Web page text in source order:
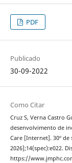
PDF
Publicado
30-09-2022
Como Citar
Cruz S, Verna Castro
desenvolvimento de
Care [Internet]. 30º de
2026];14(spec):e022.
https://